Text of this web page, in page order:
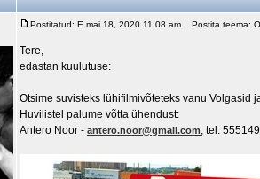
Postitatud: E mai 18, 2020 11:08 am Postita teema:
Tere,
edastan kuulutuse:
Otsime suvisteks lühifilmivõteteks vanu Volgasid
Huvilistel palume võtta ühendust:
Antero Noor - antero.noor@gmail.com, tel: